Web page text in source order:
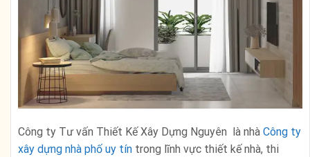
Công ty Tư vấn Thiết Kế Xây Dựng Nguyên là nhà Công ty
xây dựng nhà phố uy tín trong lĩnh vực thiết kế nhà, thi